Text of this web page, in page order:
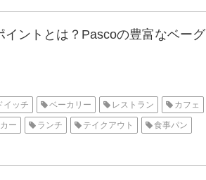
ントとは？Pascoの豊富なベーグ
イッチ ベーカリー レストラン カフェ
ー ランチ テイクアウト 食事パン